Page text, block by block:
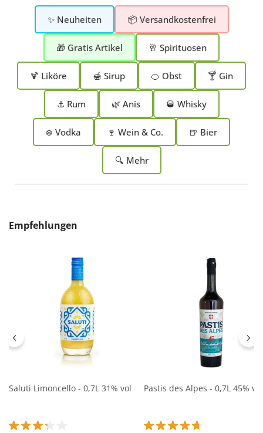
✨ Neuheiten 📦 Versandkostenfrei
🎁 Gratis Artikel 🥂 Spirituosen
🍹 Liköre 🍯 Sirup 🍊 Obst 🍸 Gin
⚓ Rum 🌿 Anis 🥃 Whisky
❄️ Vodka 🍷 Wein & Co. 🍺 Bier
🔍 Mehr
Produktgalerie überspringen
Empfehlungen
Saluti Limoncello - 0,7L 31% vol Pastis des Alpes - 0,7L 45% vol